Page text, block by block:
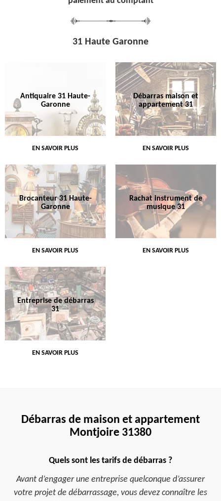
31 Haute Garonne
Antiquaire 31 Haute-
Garonne
EN SAVOIR PLUS
Débarras maison et
appartement 31
EN SAVOIR PLUS
Brocanteur 31 Haute-
Garonne
EN SAVOIR PLUS
Rachat instrument de
musique 31
EN SAVOIR PLUS
Entreprise de débarras
31
EN SAVOIR PLUS
Débarras de maison et appartement
Montjoire 31380
Quels sont les tarifs de débarras ?
Avant d’engager une entreprise quelconque d’assurer
votre projet de débarrassage, vous devez connaître les